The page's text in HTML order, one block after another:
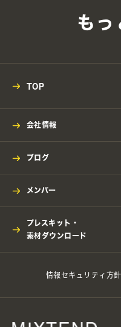
もっ
TOP
会社情報
ブログ
メンバー
プレスキット・
素材ダウンロード
情報セキュリティ方針